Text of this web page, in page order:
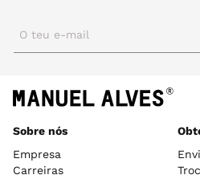
O teu e-mail
Sobre nós
Empresa
Carreiras